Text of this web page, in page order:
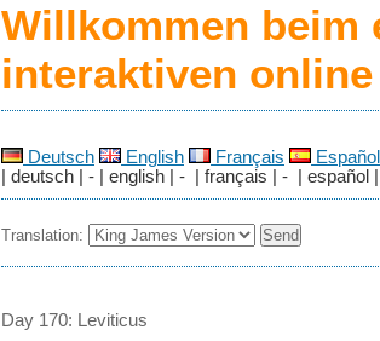
Willkommen beim
interaktiven
Deutsch English Français
Español
| deutsch | - | english | - | français | - | español |
Translation:
Day 170: Leviticus